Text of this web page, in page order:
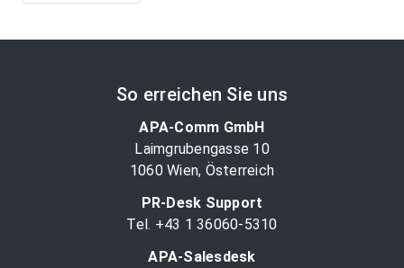
So erreichen Sie uns
APA-Comm GmbH
Laimgrubengasse 10
1060 Wien, Österreich
PR-Desk Support
Tel. +43 1 36060-5310
APA-Salesdesk